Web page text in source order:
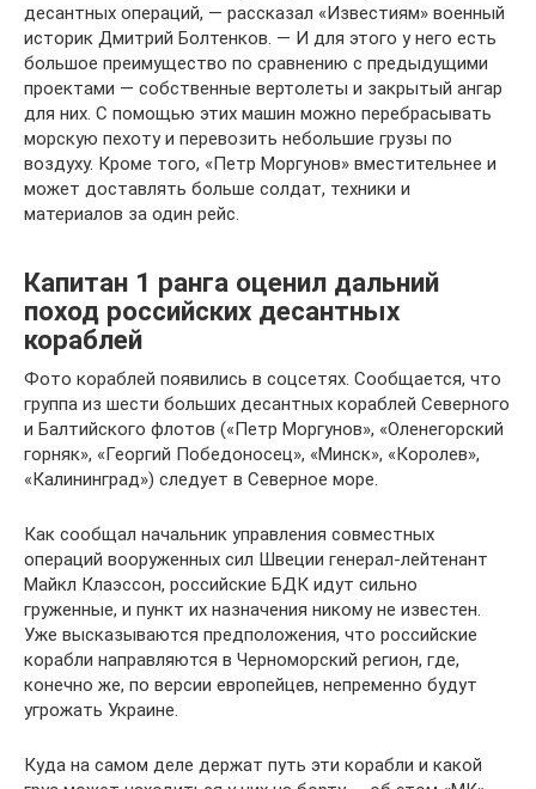
десантных операций, — рассказал «Известиям» военный
историк Дмитрий Болтенков. — И для этого у него есть
большое преимущество по сравнению с предыдущими
проектами — собственные вертолеты и закрытый ангар
для них. С помощью этих машин можно перебрасывать
морскую пехоту и перевозить небольшие грузы по
воздуху. Кроме того, «Петр Моргунов» вместительнее и
может доставлять больше солдат, техники и
материалов за один рейс.
Капитан 1 ранга оценил дальний
поход российских десантных
кораблей
Фото кораблей появились в соцсетях. Сообщается, что
группа из шести больших десантных кораблей Северного
и Балтийского флотов («Петр Моргунов», «Оленегорский
горняк», «Георгий Победоносец», «Минск», «Королев»,
«Калининград») следует в Северное море.
Как сообщал начальник управления совместных
операций вооруженных сил Швеции генерал-лейтенант
Майкл Клаэссон, российские БДК идут сильно
груженные, и пункт их назначения никому не известен.
Уже высказываются предположения, что российские
корабли направляются в Черноморский регион, где,
конечно же, по версии европейцев, непременно будут
угрожать Украине.
Куда на самом деле держат путь эти корабли и какой